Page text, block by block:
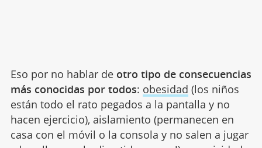
Eso por no hablar de otro tipo de consecuencias
más conocidas por todos: obesidad (los niños
están todo el rato pegados a la pantalla y no
hacen ejercicio), aislamiento (permanecen en
casa con el móvil o la consola y no salen a jugar